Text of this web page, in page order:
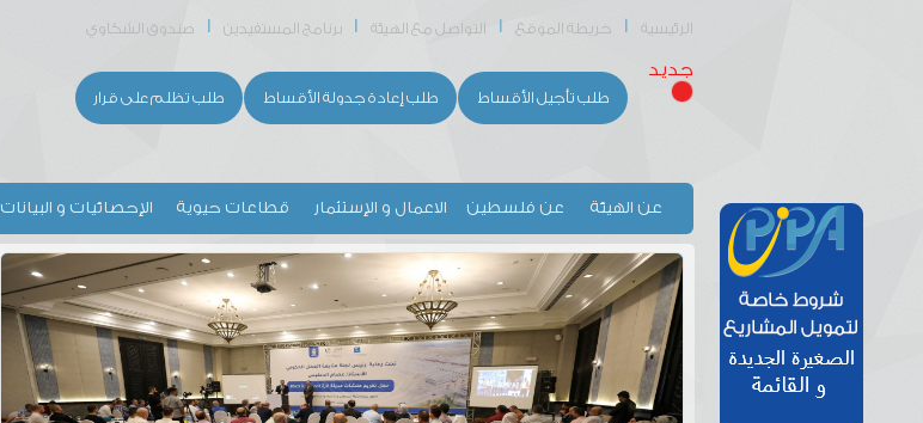
الرئيسية خريطة الموقع التواصل مع الهيئة برنامج المستفيدين صندوق الشكاوي
جديد
طلب تأجيل الأقساط طلب إعادة جدولة الأقساط طلب تظلم على قرار
عن الهيئة عن فلسطين الاعمال و الإستثمار قطاعات حيوية الإحصائيات و البيانات